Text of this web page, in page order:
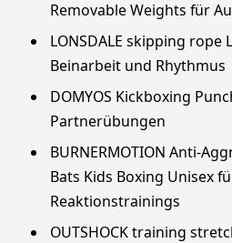
Removable Weights für
LONSDALE skipping
Beinarbeit und Rhythmus
DOMYOS Kickboxing
Partnerübungen
BURNERMOTION Anti-
Bats Kids Boxing Unisex
Reaktionstrainings
OUTSHOCK training